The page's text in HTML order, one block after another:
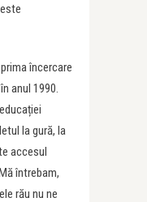
încercare
anul 1990.
la gură, la
accesul
întrebam,
rău nu ne